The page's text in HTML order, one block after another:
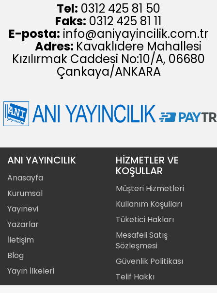
Tel: 0312 425 81 50
Faks: 0312 425 81 11
E-posta: info@aniyayincilik.com.tr
Adres: Kavaklıdere Mahallesi
Kızılırmak Caddesi No:10/A, 06680
Çankaya/ANKARA
ANI YAYINCILIK
Anasayfa
Kurumsal
Yayınevi
Yazarlar
İletişim
Blog
Yayın İlkeleri
HİZMETLER VE
KOŞULLAR
Müşteri Hizmetleri
Kullanım Koşulları
Tüketici Hakları
Mesafeli Satış
Sözleşmesi
Güvenlik Politikası
Telif Hakkı